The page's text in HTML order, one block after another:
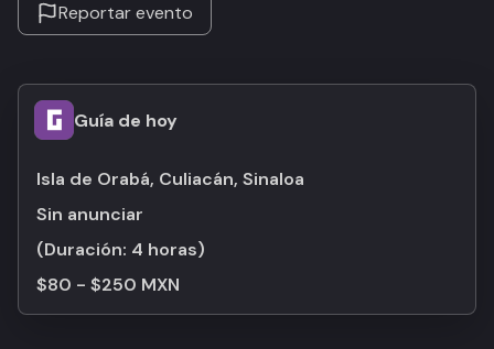
Reportar evento
Guía de hoy
Isla de Orabá, Culiacán, Sinaloa
Sin anunciar
(Duración: 4 horas)
$80 - $250 MXN